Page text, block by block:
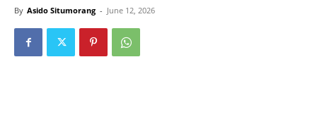
By Asido Situmorang - June 12, 2026